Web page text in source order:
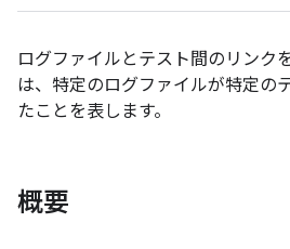
ログファイルとテスト間のリンク
は、特定のログファイルが特定の
たことを表します。
概要